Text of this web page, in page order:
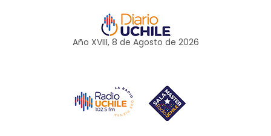
Año XVIII, 8 de Agosto de 2026